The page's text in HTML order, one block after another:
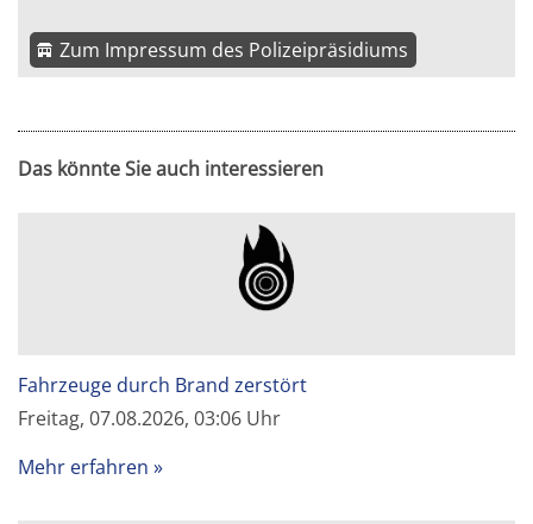
Zum Impressum des Polizeipräsidiums
Das könnte Sie auch interessieren
Fahrzeuge durch Brand zerstört
Freitag, 07.08.2026, 03:06 Uhr
Mehr erfahren